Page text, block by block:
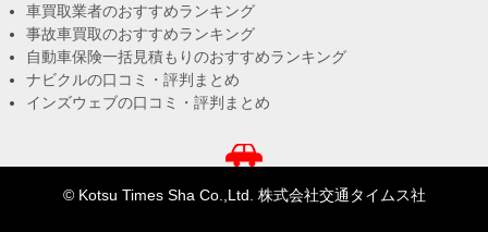
車買取業者のおすすめランキング
事故車買取のおすすめランキング
自動車保険一括見積もりのおすすめランキング
ナビクルの口コミ・評判まとめ
インズウェブの口コミ・評判まとめ
© Kotsu Times Sha Co.,Ltd. 株式会社交通タイムス社